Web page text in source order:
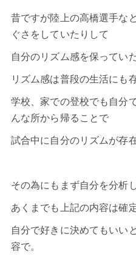
昔ですが陸上の高橋選手な
ぐさをしていたりして
自分のリズム感を保ってい
リズム感は普段の生活にも
学校、家での登校でも自分
んな所から帰ることで
試合中に自分のリズムが存
その為にもまず自分を分析
あくまでも上記の内容は確
自分で好きに決めてもいい
容で。